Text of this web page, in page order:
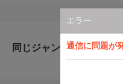
エラー
通信に問題が
同じジャンルのおすすめ